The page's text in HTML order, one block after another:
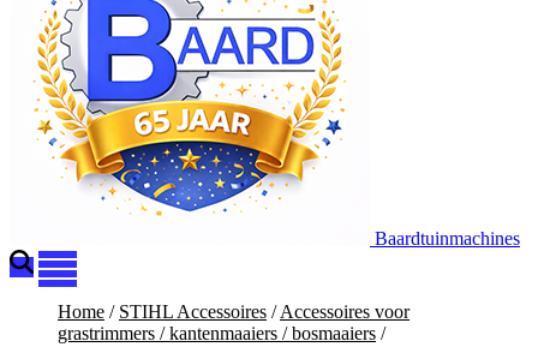
Baardtuinmachines
Home / STIHL Accessoires /Accessoires voor
grastrimmers / kantenmaaiers / bosmaaiers /